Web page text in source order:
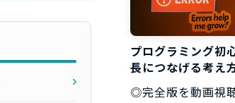
プログラミング初
長につなげる考え
◎完全版を動画視